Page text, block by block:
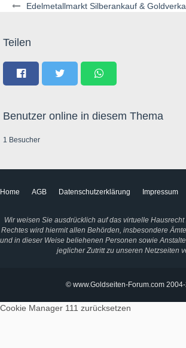
Teilen
Benutzer online in diesem Thema
1 Besucher
Home AGB Datenschutzerklärung Impressum
Wir weisen Sie ausdrücklich auf das virtuelle
Rechtes wird hiermit allen Behörden, insbesondere
und in dieser Weise beliehenen Personen sowie
jeglicher Zutritt zu unseren Netzseiten
© www.Goldseiten-Forum.com
Cookie Manager 111 zurücksetzen